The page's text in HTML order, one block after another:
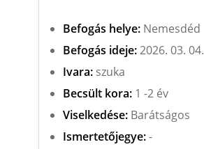
Befogás helye:Nemesdéd
Befogás ideje:2026. 03. 04.
Ivara:szuka
Becsült kora:1 -2 év
Viselkedése:Barátságos
Ismertetőjegye:-